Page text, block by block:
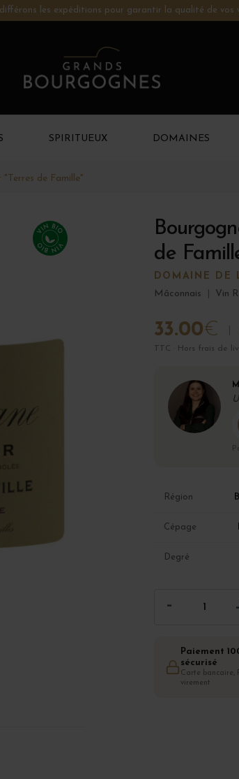
les expéditions pour garantir la qualité de vos
SPIRITUEUX DOMAINES
de Famille"
de
DOMAINE DE
Mâconnais
Vin
33.00€
TTC · Hors frais de
Région
Cépage
Degré
Paiement
sécurisé
Carte bancaire,
virement